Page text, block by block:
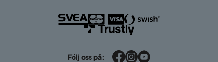
Följ oss på: